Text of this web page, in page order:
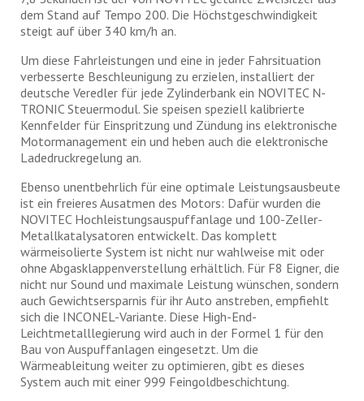
dem Stand auf Tempo 200. Die Höchstgeschwindigkeit
steigt auf über 340 km/h an.
Um diese Fahrleistungen und eine in jeder Fahrsituation
verbesserte Beschleunigung zu erzielen, installiert der
deutsche Veredler für jede Zylinderbank ein NOVITEC N-
TRONIC Steuermodul. Sie speisen speziell kalibrierte
Kennfelder für Einspritzung und Zündung ins elektronische
Motormanagement ein und heben auch die elektronische
Ladedruckregelung an.
Ebenso unentbehrlich für eine optimale Leistungsausbeute
ist ein freieres Ausatmen des Motors: Dafür wurden die
NOVITEC Hochleistungsauspuffanlage und 100-Zeller-
Metallkatalysatoren entwickelt. Das komplett
wärmeisolierte System ist nicht nur wahlweise mit oder
ohne Abgasklappenverstellung erhältlich. Für F8 Eigner, die
nicht nur Sound und maximale Leistung wünschen, sondern
auch Gewichtsersparnis für ihr Auto anstreben, empfiehlt
sich die INCONEL-Variante. Diese High-End-
Leichtmetalllegierung wird auch in der Formel 1 für den
Bau von Auspuffanlagen eingesetzt. Um die
Wärmeableitung weiter zu optimieren, gibt es dieses
System auch mit einer 999 Feingoldbeschichtung.